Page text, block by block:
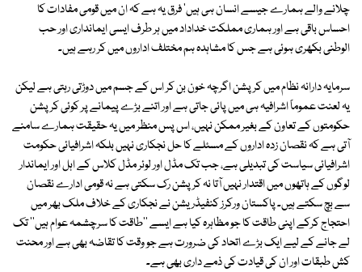
چلانے والے ہمارے جیسے انسان ہی ہیں' فرق یہ ہے کہ ان میں قومی مفادات کا
احساس باقی ہے اور ہماری مملکت خداداد میں ہر طرف ایسی ایمانداری اور حب
الوطنی بکھری ہوئی ہے جس کا مشاہدہ ہم مختلف اداروں میں کر رہے ہیں۔
سرمایہ دارانہ نظام میں کرپشن اگرچہ خون بن کر اس کے جسم میں دوڑتی رہتی ہے لیکن
یہ لعنت عموماً اشرافیہ ہی میں پائی جاتی ہے اور اتنے بڑے پیمانے پر کوئی کرپشن
حکومتوں کے تعاون کے بغیر ممکن نہیں، اس پس منظر میں یہ حقیقت ہمارے سامنے
آتی ہے کہ نقصان زدہ اداروں کے مسئلے کا حل نجکاری نہیں بلکہ اشرافیائی حکومت
اشرافیائی سیاست کی تبدیلی ہے، جب تک مڈل اور لوئر مڈل کلاس کے اہل اور ایماندار
لوگوں کے ہاتھوں میں اقتدار نہیں آتا نہ کرپشن رک سکتی ہے نہ قومی ادارے نقصان
سے بچ سکتے ہیں۔ پاکستان ورکرز کنفیڈریشن نے نجکاری کے خلاف ملک بھر میں
احتجاج کرکے اپنی طاقت کا جو مظاہرہ کیا ہے ایسے ''طاقت کا سرچشمہ عوام ہیں'' تک
لے جانے کے لیے ایک بڑے اتحاد کی ضرورت ہے جو وقت کا تقاضہ بھی ہے اور محنت
کش طبقات اور ان کی قیادت کی ذمے داری بھی ہے۔